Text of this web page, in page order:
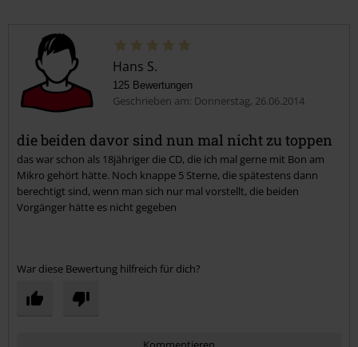
Hans S.
125 Bewertungen
Geschrieben am: Donnerstag, 26.06.2014
die beiden davor sind nun mal nicht zu toppen
das war schon als 18jähriger die CD, die ich mal gerne mit Bon am
Mikro gehört hätte. Noch knappe 5 Sterne, die spätestens dann
berechtigt sind, wenn man sich nur mal vorstellt, die beiden
Vorgänger hätte es nicht gegeben
War diese Bewertung hilfreich für dich?